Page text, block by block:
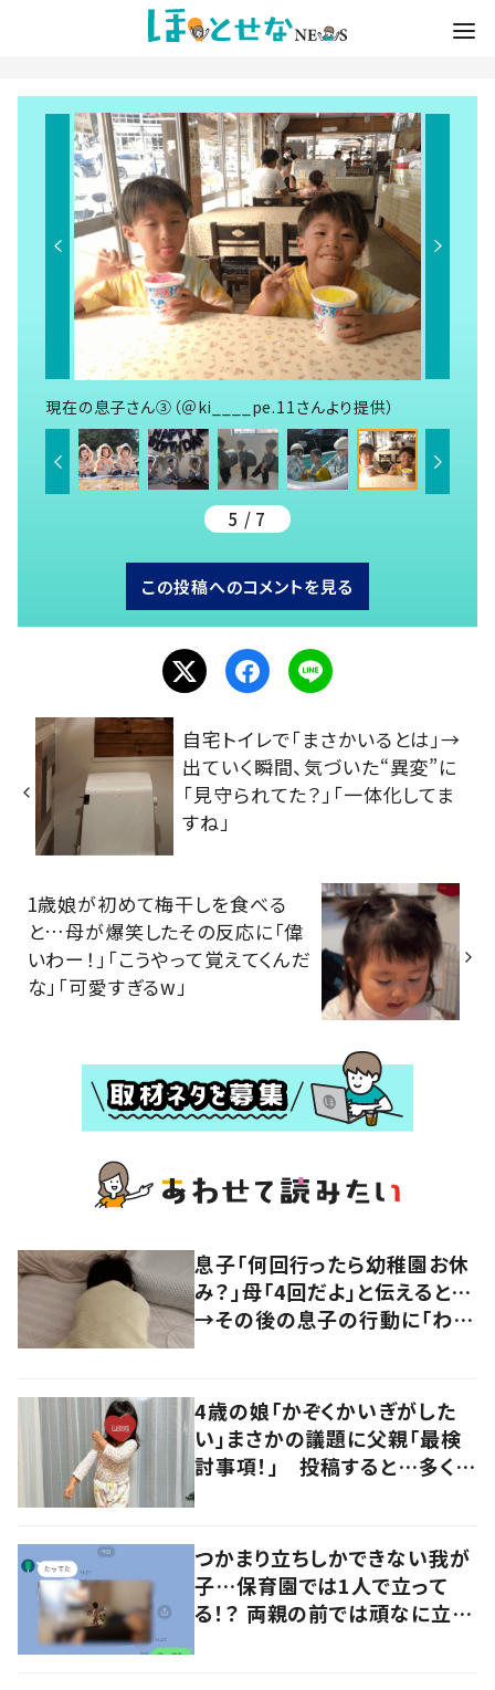
現在の息子さん③（＠ki____pe.11さんより提供）
5 / 7
この投稿へのコメントを見る
自宅トイレで「まさかいるとは」→
出ていく瞬間、気づいた“異変”に
「見守られてた？」「一体化してま
すね」
1歳娘が初めて梅干しを食べる
と…母が爆笑したその反応に「偉
いわー！」「こうやって覚えてくんだ
な」「可愛すぎるw」
息子「何回行ったら幼稚園お休
み？」母「4回だよ」と伝えると…
→その後の息子の行動に「わか
4歳の娘「かぞくかいぎがした
い」まさかの議題に父親「最検
討事項！」 投稿すると…多くの
つかまり立ちしかできない我が
子…保育園では1人で立って
る！？ 両親の前では頑なに立た